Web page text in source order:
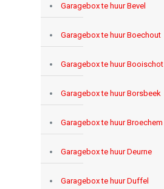
Garagebox te huur Bevel
Garagebox te huur Boechout
Garagebox te huur Booischot
Garagebox te huur Borsbeek
Garagebox te huur Broechem
Garagebox te huur Deurne
Garagebox te huur Duffel